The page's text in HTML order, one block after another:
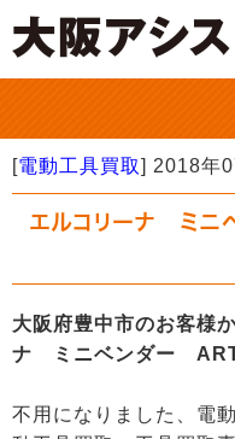
[電動工具買取] 2018年
エルコリーナ ミ
大阪府豊中市のお客様
ナ ミニベンダー
不用になりました、電